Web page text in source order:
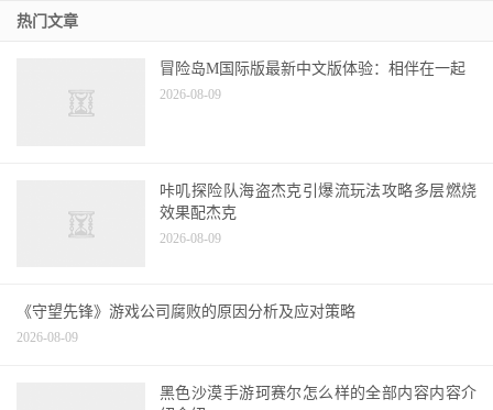
热门文章
冒险岛M国际版最新中文版体验：相伴在一起
2026-08-09
咔叽探险队海盗杰克引爆流玩法攻略多层燃烧
效果配杰克
2026-08-09
《守望先锋》游戏公司腐败的原因分析及应对策略
2026-08-09
黑色沙漠手游珂赛尔怎么样的全部内容内容介